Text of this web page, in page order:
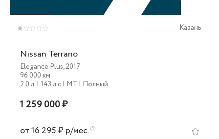
Казань
Nissan Terrano
Elegance Plus,2017
96 000 км
2.0 л. | 143 л.c | MT | Полный
1 259 000 ₽
от 16 295 ₽ р/мес.